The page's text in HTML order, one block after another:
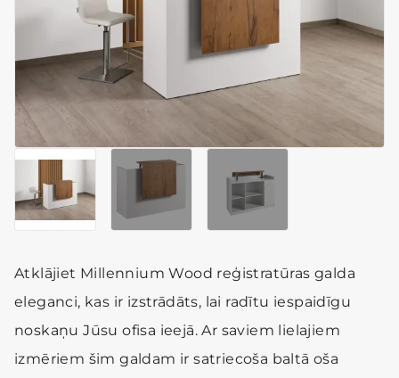
Atklājiet Millennium Wood reģistratūras galda
eleganci, kas ir izstrādāts, lai radītu iespaidīgu
noskaņu Jūsu ofisa ieejā. Ar saviem lielajiem
izmēriem šim galdam ir satriecoša baltā oša